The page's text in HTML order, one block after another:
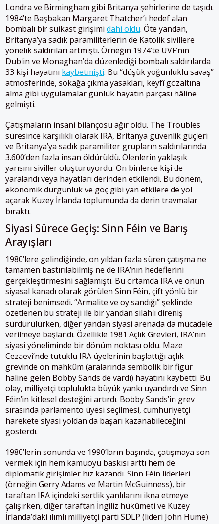
Londra ve Birmingham gibi Britanya şehirlerine de taşıdı.
1984’te Başbakan Margaret Thatcher’ı hedef alan
bombalı bir suikast girişimi dahi oldu. Öte yandan,
Britanya’ya sadık paramiliterlerin de Katolik sivillere
yönelik saldırıları artmıştı. Örneğin 1974’te UVF’nin
Dublin ve Monaghan’da düzenlediği bombalı saldırılarda
33 kişi hayatını kaybetmişti. Bu “düşük yoğunluklu savaş”
atmosferinde, sokağa çıkma yasakları, keyfî gözaltına
alma gibi uygulamalar günlük hayatın parçası hâline
gelmişti​.
Çatışmaların insani bilançosu ağır oldu. The Troubles
süresince karşılıklı olarak IRA, Britanya güvenlik güçleri
ve Britanya’ya sadık paramiliter grupların saldırılarında
3.600’den fazla insan öldürüldü. Ölenlerin yaklaşık
yarısını siviller oluşturuyordu. On binlerce kişi de
yaralandı veya hayatları derinden etkilendi. Bu dönem,
ekonomik durgunluk ve göç gibi yan etkilere de yol
açarak Kuzey İrlanda toplumunda da derin travmalar
bıraktı.
Siyasi Sürece Geçiş: Sinn Féin ve Barış
Arayışları
1980’lere gelindiğinde, on yıldan fazla süren çatışma ne
tamamen bastırılabilmiş ne de IRA’nın hedeflerini
gerçekleştirmesini sağlamıştı. Bu ortamda IRA ve onun
siyasal kanadı olarak görülen Sinn Féin, çift yönlü bir
strateji benimsedi. “Armalite ve oy sandığı” şeklinde
özetlenen bu strateji ile bir yandan silahlı direniş
sürdürülürken, diğer yandan siyasi arenada da mücadele
verilmeye başlandı. Özellikle 1981 Açlık Grevleri, IRA’nın
siyasi yöneliminde bir dönüm noktası oldu. Maze
Cezaevi’nde tutuklu IRA üyelerinin başlattığı açlık
grevinde on mahkûm (aralarında sembolik bir figür
haline gelen Bobby Sands de vardı) hayatını kaybetti. Bu
olay, milliyetçi toplulukta büyük yankı uyandırdı ve Sinn
Féin’in kitlesel desteğini artırdı. Bobby Sands’in grev
sırasında parlamento üyesi seçilmesi, cumhuriyetçi
harekete siyasi yoldan da başarı kazanabileceğini
gösterdi.
1980’lerin sonunda ve 1990’ların başında, çatışmaya son
vermek için hem kamuoyu baskısı arttı hem de
diplomatik girişimler hız kazandı. Sinn Féin liderleri
(örneğin Gerry Adams ve Martin McGuinness), bir
taraftan IRA içindeki sertlik yanlılarını ikna etmeye
çalışırken, diğer taraftan İngiliz hükûmeti ve Kuzey
İrlanda’daki ılımlı milliyetçi parti SDLP (lideri John Hume)